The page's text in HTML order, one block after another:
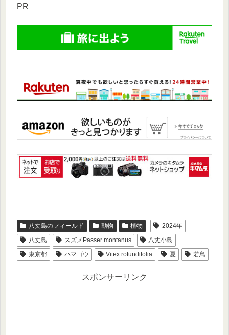
PR
八丈島のフィールド 動物 植物
2024年
八丈島
スズメPasser montanus
八丈小島
東京都
ハマゴウ Vitex rotundifolia 夏 若鳥
スポンサーリンク